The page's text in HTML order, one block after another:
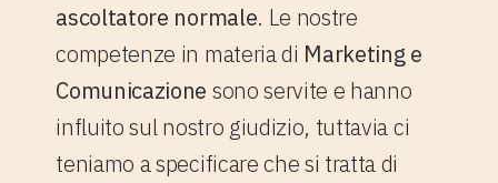
ascoltatore normale. Le nostre
competenze in materia di Marketing e
Comunicazione sono servite e hanno
influito sul nostro giudizio, tuttavia ci
teniamo a specificare che si tratta di